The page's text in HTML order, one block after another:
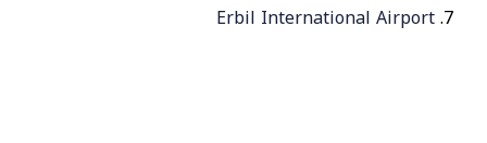
Erbil International Airport